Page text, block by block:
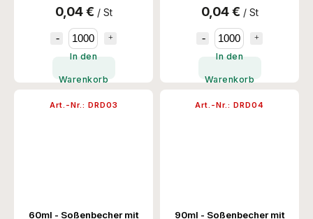
0,04 € / St
In den
Warenkorb
0,04 € / St
In den
Warenkorb
60ml - Soßenbecher mit
Art.-Nr.: DRD03
90ml - Soßenbecher mit
Art.-Nr.: DRD04